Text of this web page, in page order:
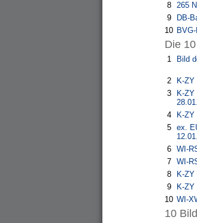
8
265
9
DB-
10
Die
1 Bild
2 K-
3
K-
4 K-ZY
5
ex.
6 WI-
7
WI-
8
K-ZY
9
K-ZY
10 WI-
10